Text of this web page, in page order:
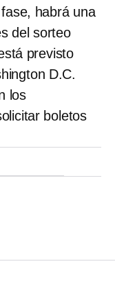
habrá una
del sorteo
previsto
D.C.
los
boletos